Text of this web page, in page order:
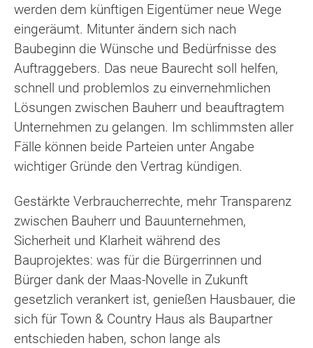
werden dem künftigen Eigentümer neue Wege
eingeräumt. Mitunter ändern sich nach
Baubeginn die Wünsche und Bedürfnisse des
Auftraggebers. Das neue Baurecht soll helfen,
schnell und problemlos zu einvernehmlichen
Lösungen zwischen Bauherr und beauftragtem
Unternehmen zu gelangen. Im schlimmsten aller
Fälle können beide Parteien unter Angabe
wichtiger Gründe den Vertrag kündigen.
Gestärkte Verbraucherrechte, mehr Transparenz
zwischen Bauherr und Bauunternehmen,
Sicherheit und Klarheit während des
Bauprojektes: was für die Bürgerrinnen und
Bürger dank der Maas-Novelle in Zukunft
gesetzlich verankert ist, genießen Hausbauer, die
sich für Town & Country Haus als Baupartner
entschieden haben, schon lange als